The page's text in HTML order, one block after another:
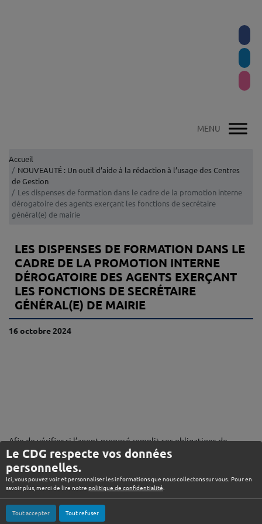
Le CDG respecte vos données
personnelles.
Ici, vous pouvez voir et personnaliser les informations que nous collectons sur vous. Pour en
savoir plus, merci de lire notre politique de confidentialité
Tout accepter Tout refuser
Accueil
NOUVEAUTÉ : Un outil d’aide à la rédaction à l’usage des Centres
de Gestion
Les dispenses de formation dans le cadre de la promotion interne
dérogatoire des agents exerçant les fonctions de secrétaire
général(e) de mairie
LES DISPENSES DE FORMATION DANS LE
CADRE DE LA PROMOTION INTERNE
DÉROGATOIRE DES AGENTS EXERÇANT
LES FONCTIONS DE SECRÉTAIRE
GÉNÉRAL(E) DE MAIRIE
16 octobre 2024
Afin de vérifier si l’agent proposé remplit ses obligations de
formation de professionnalisation tout au long de sa carrière, il
convient de joindre au dossier les justificatifs demandés.
Néanmoins une dispense de formation de professionnalisation
peut être établie par le CNFPT au regard de formations suivies
auprès d’autres organismes.
Les demandes de dispense auprès du CNFPT doivent être